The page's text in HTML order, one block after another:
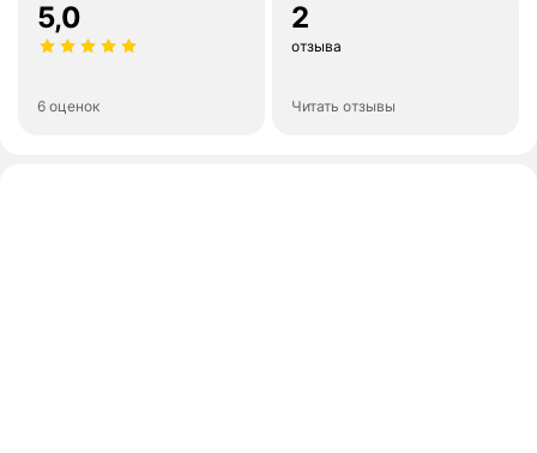
5,0
6 оценок
2
отзыва
Читать отзывы